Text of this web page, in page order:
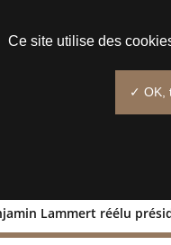
Lammert réélu
Ce site utilise des
✓ OK,